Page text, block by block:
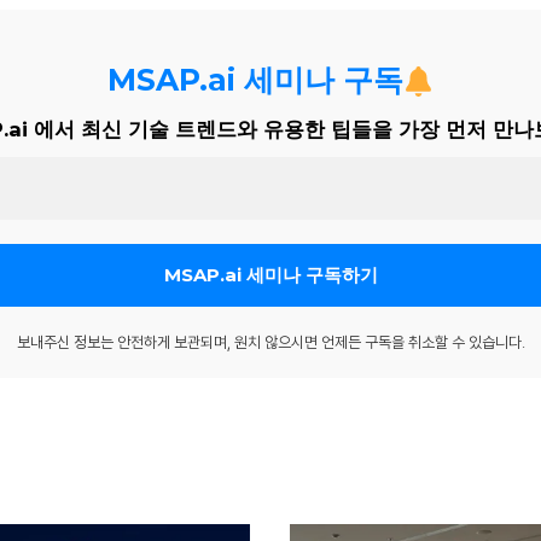
MSAP.ai 세미나 구독
에서 최신 기술 트렌드와 유용한 팁들을 가장 먼저 만나
보내주신 정보는 안전하게 보관되며, 원치 않으시면 언제든 구독을 취소할 수 있습니다.